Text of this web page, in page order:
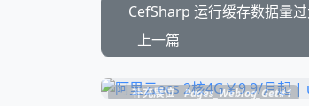
CefSharp 运行缓存数据量
上一篇
补充展位 Pages_Weblog_Get#1